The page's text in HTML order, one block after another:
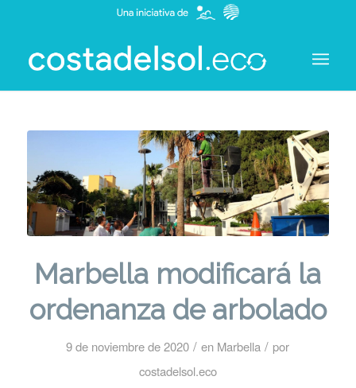
Marbella modificará la
ordenanza de arbolado
9 de noviembre de 2020 / en Marbella / por
costadelsol.eco